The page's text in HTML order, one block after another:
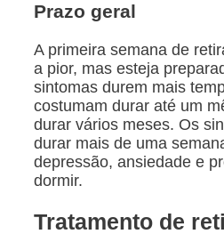
Prazo geral
A primeira semana de
a pior, mas esteja
sintomas durem mais
costumam durar até um
durar vários meses. Os
durar mais de uma
depressão, ansiedade e
dormir.
Tratamento de